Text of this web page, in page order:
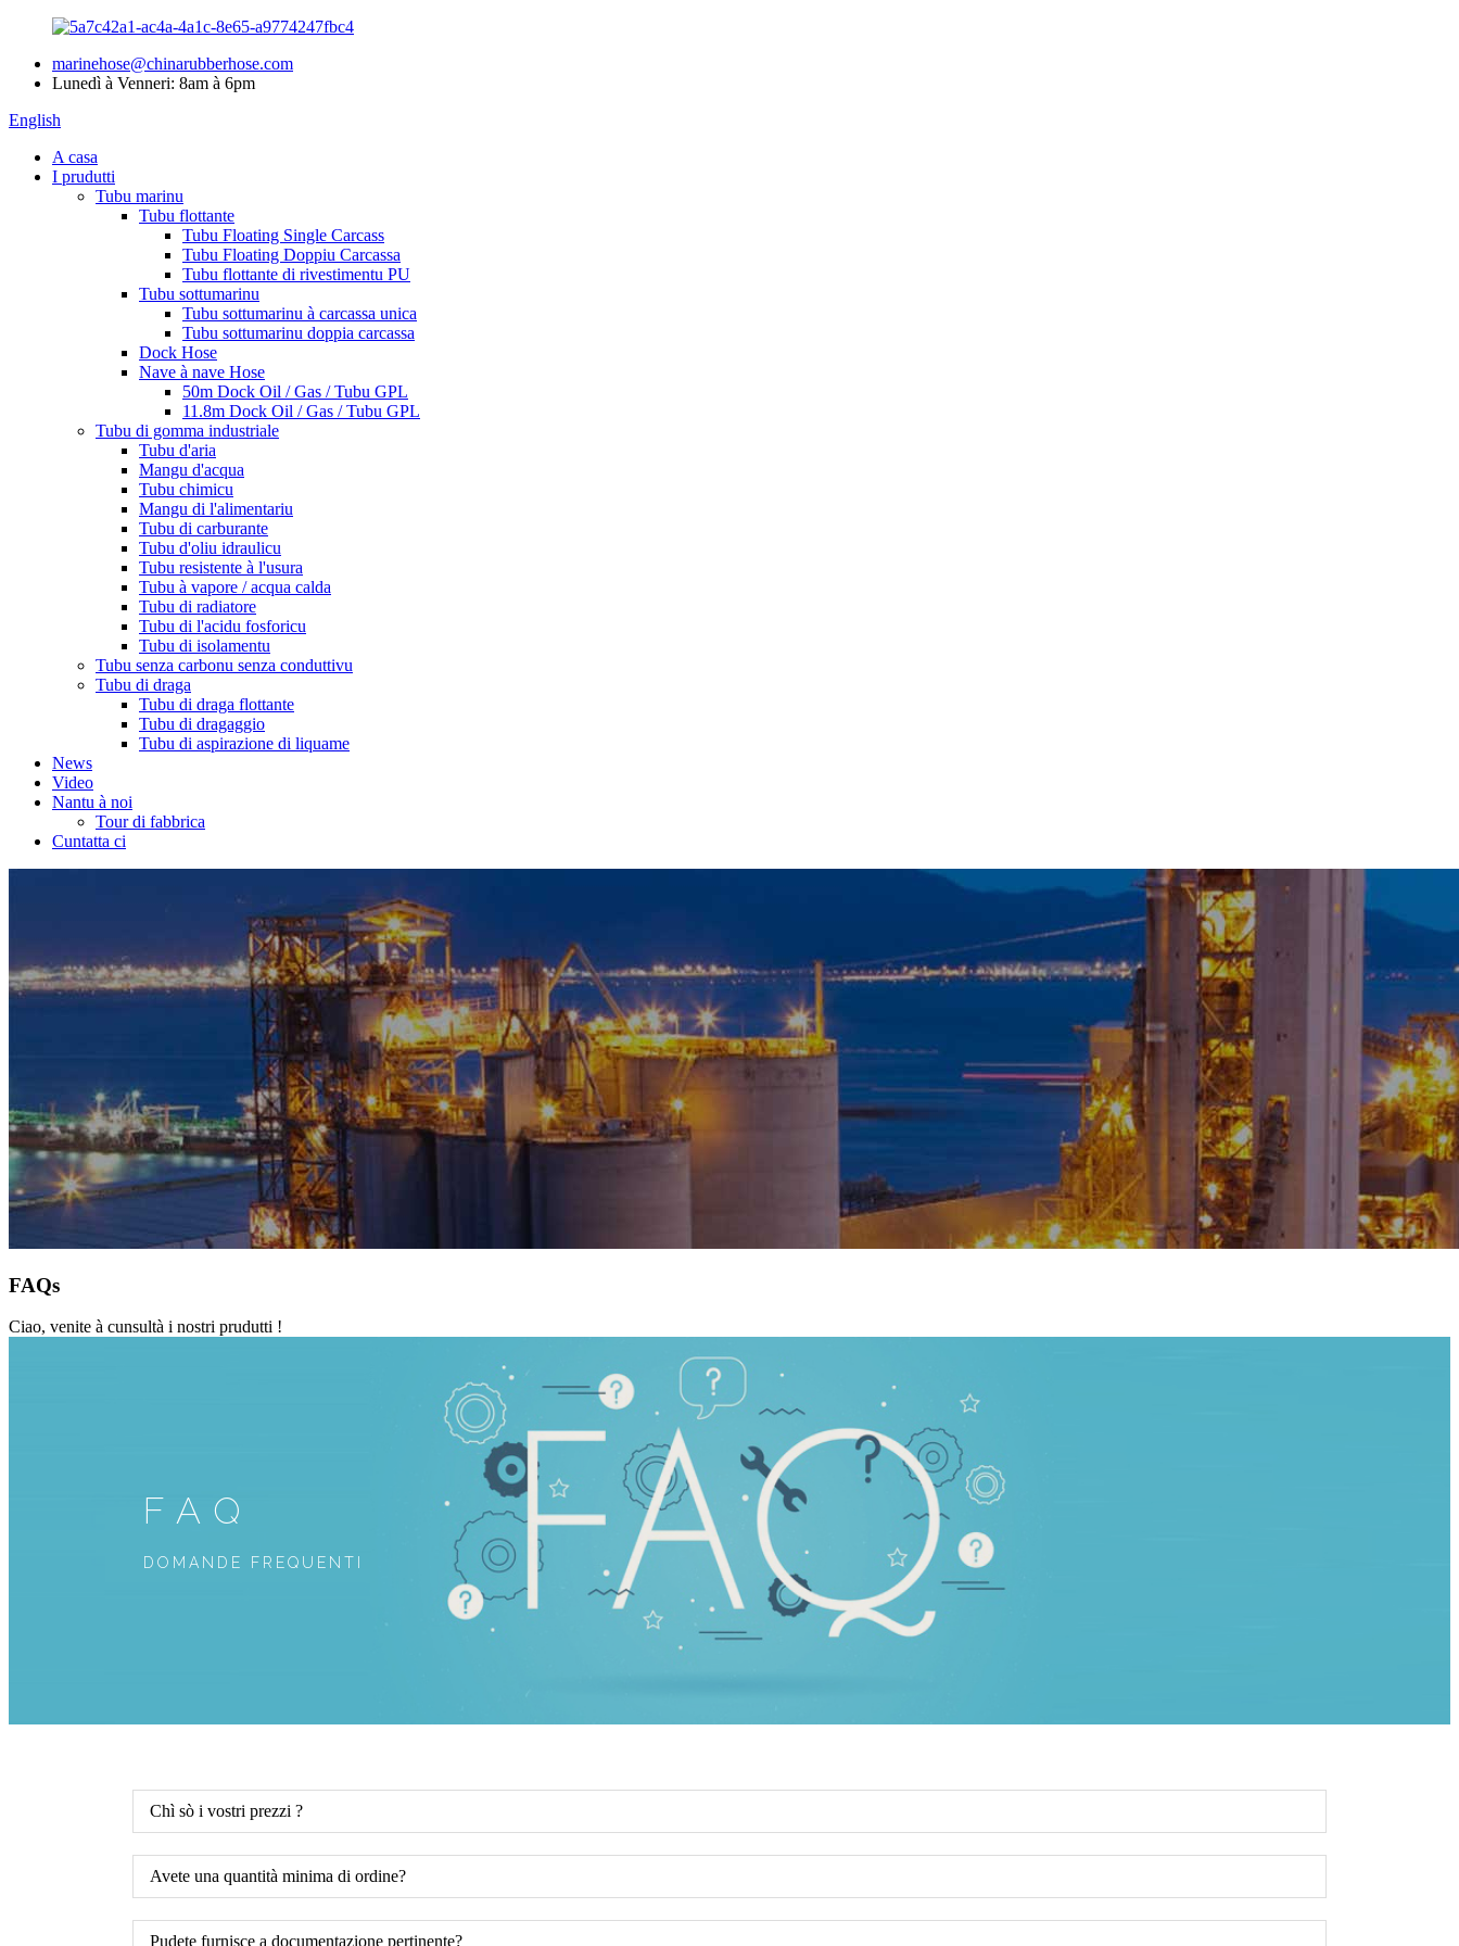
marinehose@chinarubberhose.com
Lunedì à Venneri: 8am à 6pm
English
A casa
I prudutti
Tubu marinu
Tubu flottante
Tubu Floating Single Carcass
Tubu Floating Doppiu Carcassa
Tubu flottante di rivestimentu PU
Tubu sottumarinu
Tubu sottumarinu à carcassa unica
Tubu sottumarinu doppia carcassa
Dock Hose
Nave à nave Hose
50m Dock Oil / Gas / Tubu GPL
11.8m Dock Oil / Gas / Tubu GPL
Tubu di gomma industriale
Tubu d'aria
Mangu d'acqua
Tubu chimicu
Mangu di l'alimentariu
Tubu di carburante
Tubu d'oliu idraulicu
Tubu resistente à l'usura
Tubu à vapore / acqua calda
Tubu di radiatore
Tubu di l'acidu fosforicu
Tubu di isolamentu
Tubu senza carbonu senza conduttivu
Tubu di draga
Tubu di draga flottante
Tubu di dragaggio
Tubu di aspirazione di liquame
News
Video
Nantu à noi
Tour di fabbrica
Cuntatta ci
FAQs
Ciao, venite à cunsultà i nostri prudutti !
FAQ
DOMANDE FREQUENTI
Chì sò i vostri prezzi ?
Avete una quantità minima di ordine?
Pudete furnisce a documentazione pertinente?